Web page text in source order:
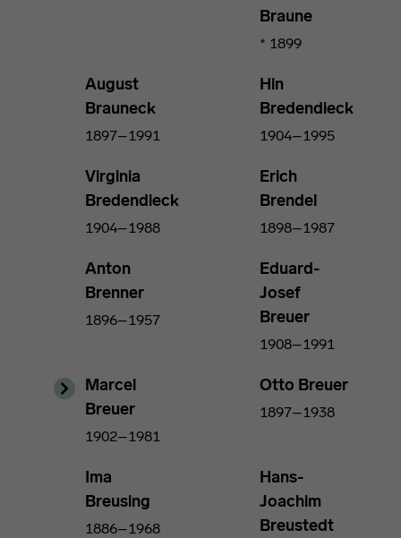
Braune
* 1899
August
Brauneck
1897–1991
Hin
Bredendieck
1904–1995
Virginia
Bredendieck
1904–1988
Erich
Brendel
1898–1987
Anton
Brenner
1896–1957
Eduard-
Josef
Breuer
1908–1991
Marcel
Breuer
1902–1981
Otto Breuer
1897–1938
Ima
Breusing
1886–1968
Hans-
Joachim
Breustedt